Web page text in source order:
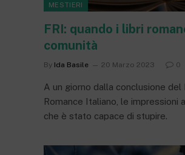
MESTIERI
FRI: quando i libri
comunità
By Ida Basile 20 Marzo 2023 0
A un giorno dalla conclusione del
Romance Italiano, le impressioni
che è stato capace di stupire.